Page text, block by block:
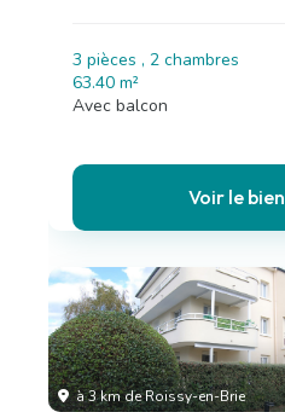
3 pièces , 2 chambres
63.40 m²
Avec balcon
Voir le bien
à 3 km de Roissy-en-Brie